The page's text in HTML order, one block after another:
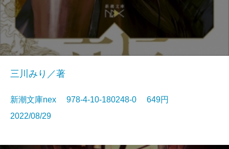
三川みり／著
新潮文庫nex 978-4-10-180248-0 649円
2022/08/29